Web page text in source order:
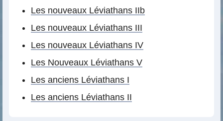
Les nouveaux Léviathans IIb
Les nouveaux Léviathans III
Les nouveaux Léviathans IV
Les Nouveaux Léviathans V
Les anciens Léviathans I
Les anciens Léviathans II